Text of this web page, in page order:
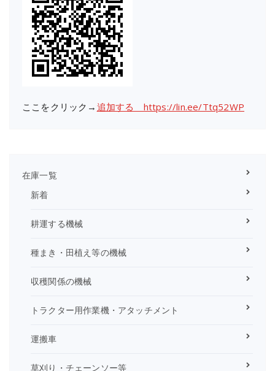
ここをクリック→ 追加する https://lin.ee/Ttq52WP
在庫一覧
新着
耕運する機械
種まき・田植え等の機械
収穫関係の機械
トラクター用作業機・アタッチメント
運搬車
草刈り・チェーンソー等